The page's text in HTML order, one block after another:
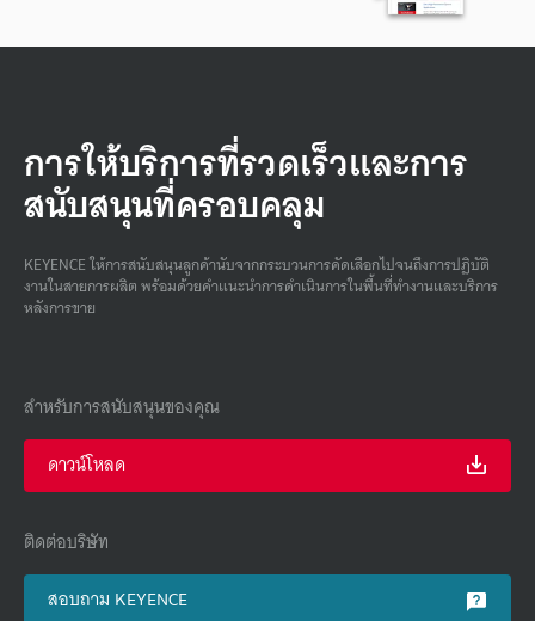
การให้บริการที่รวดเร็วและการ
สนับสนุนที่ครอบคลุม
KEYENCE ให้การสนับสนุนลูกค้านับจากกระบวนการคัดเลือกไปจนถึงการปฏิบัติ
งานในสายการผลิต พร้อมด้วยคําแนะนําการดําเนินการในพื้นที่ทํางานและบริการ
หลังการขาย
สำหรับการสนับสนุนของคุณ
ดาวน์โหลด
ติดต่อบริษัท
สอบถาม KEYENCE